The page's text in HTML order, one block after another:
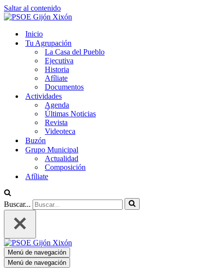
Saltar al contenido
Inicio
Tu Agrupación
La Casa del Pueblo
Ejecutiva
Historia
Afíliate
Documentos
Actividades
Agenda
Últimas Noticias
Revista
Videoteca
Buzón
Grupo Municipal
Actualidad
Composición
Afíliate
Buscar...
Menú de navegación
Menú de navegación